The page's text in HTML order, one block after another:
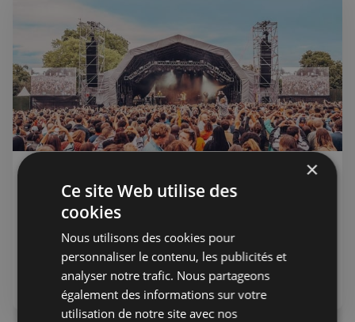
Le retour du festival de Londres
Se tenant annuellement durant les mois de juin et juillet,
le festival de Londres saura occuper une grande partie de
votre été, en famille ou entre amis.
×
Ce site Web utilise des
cookies
Nous utilisons des cookies pour
personnaliser le contenu, les publicités et
analyser notre trafic. Nous partageons
également des informations sur votre
utilisation de notre site avec nos